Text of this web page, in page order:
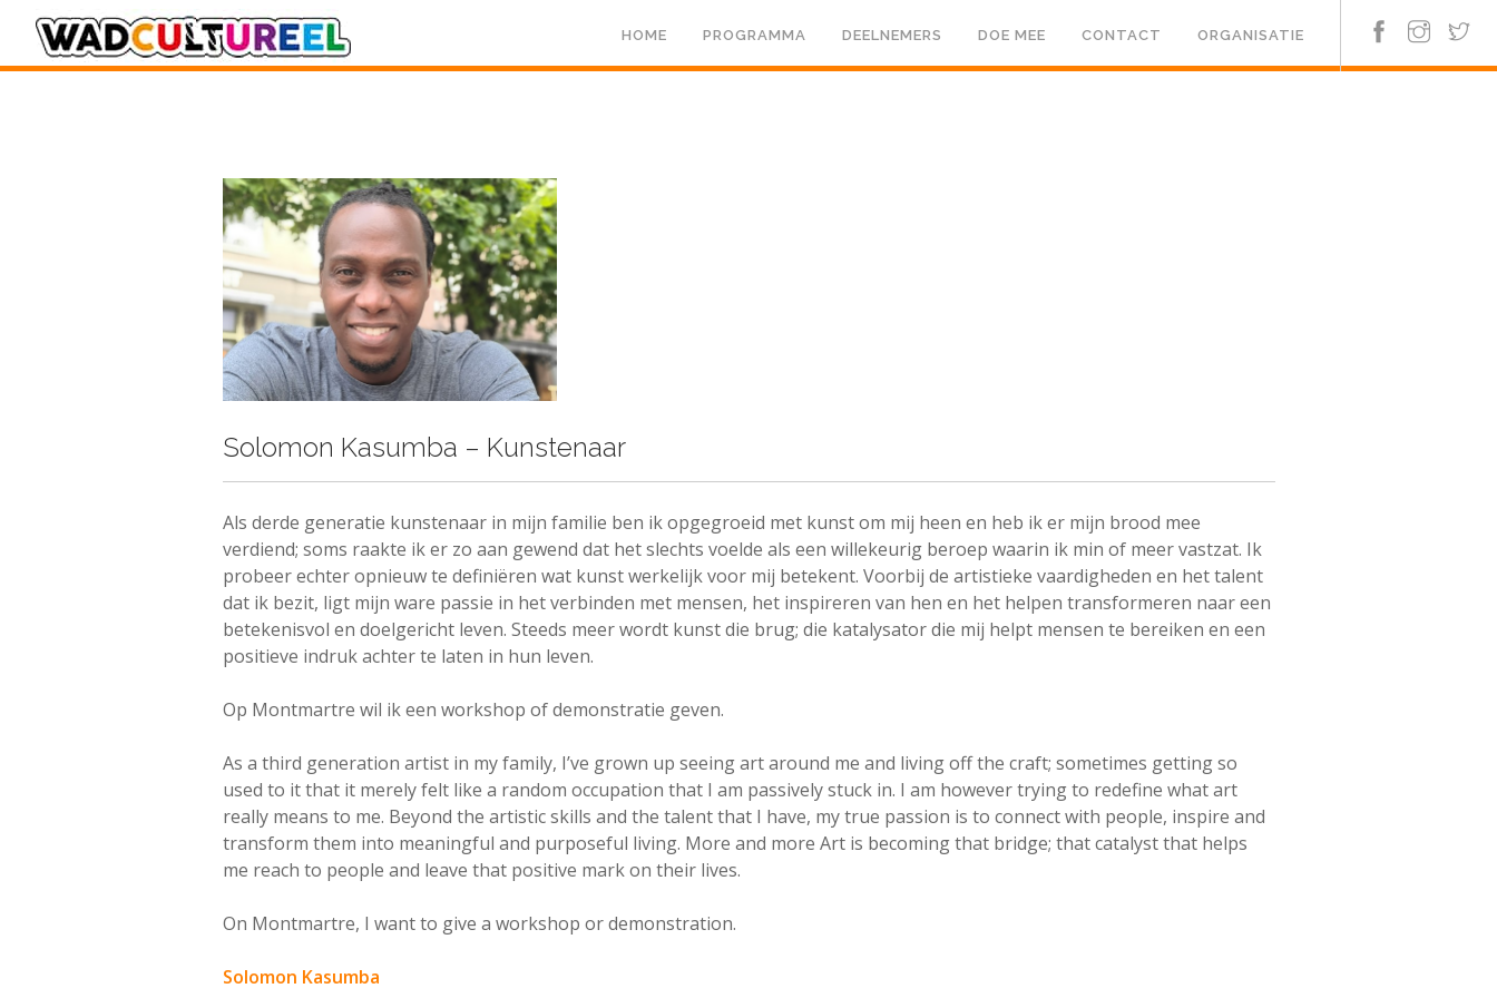
HOME PROGRAMMA DEELNEMERS DOE MEE CONTACT ORGANISATIE
Solomon Kasumba – Kunstenaar
Als derde generatie kunstenaar in mijn familie ben ik opgegroeid met kunst om mij heen en heb ik er mijn brood mee
verdiend; soms raakte ik er zo aan gewend dat het slechts voelde als een willekeurig beroep waarin ik min of meer vastzat. Ik
probeer echter opnieuw te definiëren wat kunst werkelijk voor mij betekent. Voorbij de artistieke vaardigheden en het talent
dat ik bezit, ligt mijn ware passie in het verbinden met mensen, het inspireren van hen en het helpen transformeren naar een
betekenisvol en doelgericht leven. Steeds meer wordt kunst die brug; die katalysator die mij helpt mensen te bereiken en een
positieve indruk achter te laten in hun leven.
Op Montmartre wil ik een workshop of demonstratie geven.
As a third generation artist in my family, I’ve grown up seeing art around me and living off the craft; sometimes getting so
used to it that it merely felt like a random occupation that I am passively stuck in. I am however trying to redefine what art
really means to me. Beyond the artistic skills and the talent that I have, my true passion is to connect with people, inspire and
transform them into meaningful and purposeful living. More and more Art is becoming that bridge; that catalyst that helps
me reach to people and leave that positive mark on their lives.
On Montmartre, I want to give a workshop or demonstration.
Solomon Kasumba